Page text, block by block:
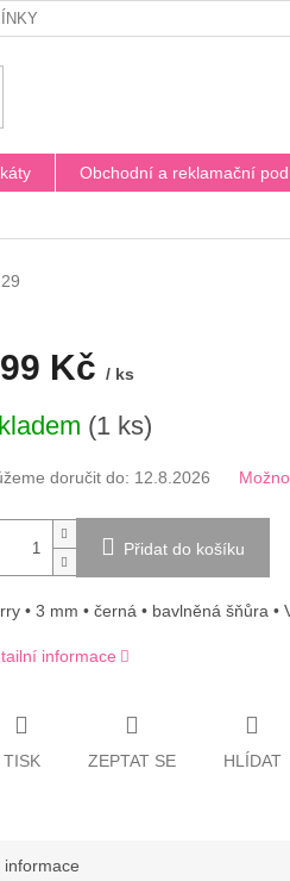
PODMÍNKY OCHRANY
Obchodní a reklamační
Kč / ks
(1 ks)
doručit do: 12.8.2026
Přidat do košíku
• 3 mm • černá • bavlněná šňůra •
informace
TISK ZEPTAT SE HLÍDAT